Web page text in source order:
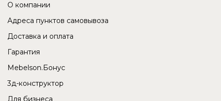
О компании
Адреса пунктов самовывоза
Доставка и оплата
Гарантия
Mebelson.Бонус
3д-конструктор
Для бизнеса